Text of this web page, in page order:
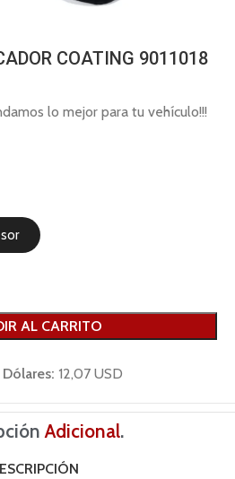
COATING 9011018
lo mejor para tu vehículo!!!
AL CARRITO
12,07 USD
Adicional.